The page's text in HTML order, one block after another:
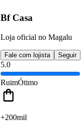
Bf Casa
Loja oficial no Magalu
Fale com lojista Seguir
5.0
RuimÓtimo
+200mil